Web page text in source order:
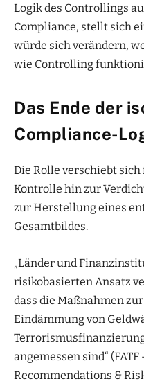
Logik des Controllings
Compliance, stellt sich
würde sich verändern,
wie Controlling
Das Ende der
Compliance-
Die Rolle verschiebt
Kontrolle hin zur
zur Herstellung eines
Gesamtbildes.
„Länder und
risikobasierten Ansatz
dass die Maßnahmen
Eindämmung von
angemessen sind“ (FATF
Recommendations &